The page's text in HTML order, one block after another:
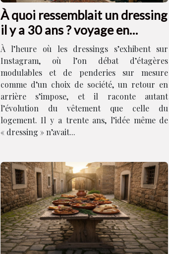
À quoi ressemblait un dressing
il y a 30 ans ? voyage en
images
À l’heure où les dressings s’exhibent sur
Instagram, où l’on débat d’étagères
modulables et de penderies sur mesure
comme d’un choix de société, un retour en
arrière s’impose, et il raconte autant
l’évolution du vêtement que celle du
logement. Il y a trente ans, l’idée même de
« dressing » n’avait...